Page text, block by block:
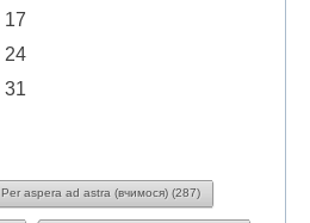
17
24
31
Per aspera ad astra (вчимося) (287)